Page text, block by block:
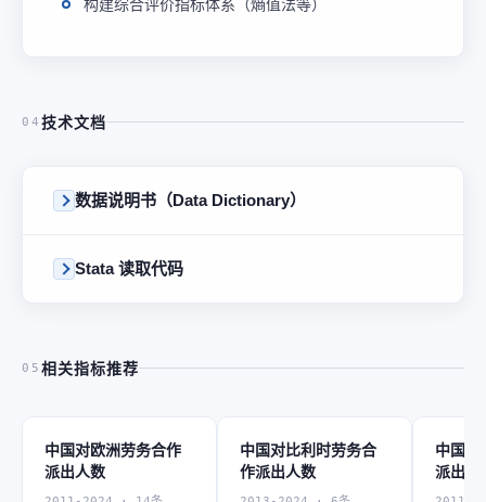
构建综合评价指标体系（熵值法等）
04 技术文档
数据说明书（Data Dictionary）
Stata 读取代码
05 相关指标推荐
中国对欧洲劳务合作
派出人数
中国对比利时劳务合
作派出人数
中国对
派出人